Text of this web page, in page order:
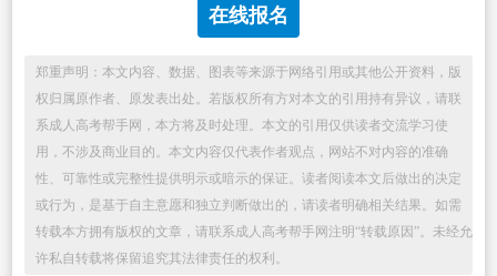
在线报名
郑重声明：本文内容、数据、图表等来源于网络引用或其他公开资料，版
权归属原作者、原发表出处。若版权所有方对本文的引用持有异议，请联
系成人高考帮手网，本方将及时处理。本文的引用仅供读者交流学习使
用，不涉及商业目的。本文内容仅代表作者观点，网站不对内容的准确
性、可靠性或完整性提供明示或暗示的保证。读者阅读本文后做出的决定
或行为，是基于自主意愿和独立判断做出的，请读者明确相关结果。如需
转载本方拥有版权的文章，请联系成人高考帮手网注明“转载原因”。未经允
许私自转载将保留追究其法律责任的权利。